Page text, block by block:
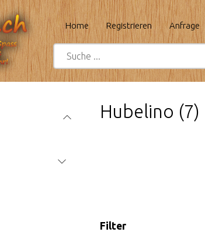
Home Registrieren Anfrage
Hubelino (7)
Filter